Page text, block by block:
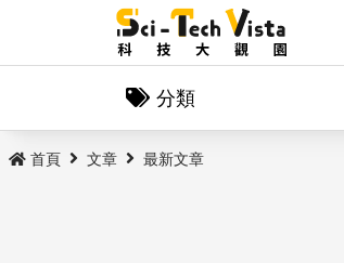
分類
首頁 文章 最新文章